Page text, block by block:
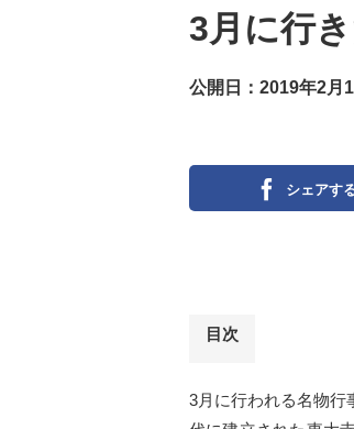
子
3月に行
公開日：2019年2月1
シェアす
目次
3月に行われる名物行